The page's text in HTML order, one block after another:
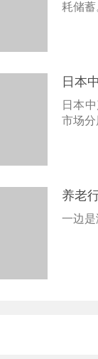
耗储蓄
日本
日本
市场分
养老
一边是